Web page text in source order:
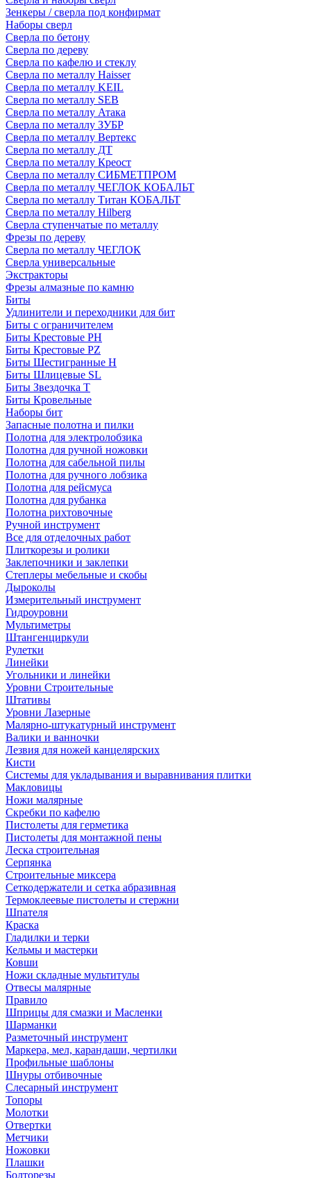
Зенкеры / сверла под конфирмат
Наборы сверл
Сверла по бетону
Сверла по дереву
Сверла по кафелю и стеклу
Сверла по металлу Haisser
Сверла по металлу KEIL
Сверла по металлу SEB
Сверла по металлу Атака
Сверла по металлу ЗУБР
Сверла по металлу Вертекс
Сверла по металлу ДТ
Сверла по металлу Креост
Сверла по металлу СИБМЕТПРОМ
Сверла по металлу ЧЕГЛОК КОБАЛЬТ
Сверла по металлу Титан КОБАЛЬТ
Сверла по металлу Hilberg
Сверла ступенчатые по металлу
Фрезы по дереву
Сверла по металлу ЧЕГЛОК
Сверла универсальные
Экстракторы
Фрезы алмазные по камню
Биты
Удлинители и переходники для бит
Биты с ограничителем
Биты Крестовые PH
Биты Крестовые PZ
Биты Шестигранные H
Биты Шлицевые SL
Биты Звездочка T
Биты Кровельные
Наборы бит
Запасные полотна и пилки
Полотна для электролобзика
Полотна для ручной ножовки
Полотна для сабельной пилы
Полотна для ручного лобзика
Полотна для рейсмуса
Полотна для рубанка
Полотна рихтовочные
Ручной инструмент
Все для отделочных работ
Плиткорезы и ролики
Заклепочники и заклепки
Степлеры мебельные и скобы
Дыроколы
Измерительный инструмент
Гидроуровни
Мультиметры
Штангенциркули
Рулетки
Линейки
Угольники и линейки
Уровни Строительные
Штативы
Уровни Лазерные
Малярно-штукатурный инструмент
Валики и ванночки
Лезвия для ножей канцелярских
Кисти
Системы для укладывания и выравнивания плитки
Макловицы
Ножи малярные
Скребки по кафелю
Пистолеты для герметика
Пистолеты для монтажной пены
Леска строительная
Серпянка
Строительные миксера
Сеткодержатели и сетка абразивная
Термоклеевые пистолеты и стержни
Шпателя
Краска
Гладилки и терки
Кельмы и мастерки
Ковши
Ножи складные мультитулы
Отвесы малярные
Правило
Шприцы для смазки и Масленки
Шарманки
Разметочный инструмент
Маркера, мел, карандаши, чертилки
Профильные шаблоны
Шнуры отбивочные
Слесарный инструмент
Топоры
Молотки
Отвертки
Метчики
Ножовки
Плашки
Болторезы